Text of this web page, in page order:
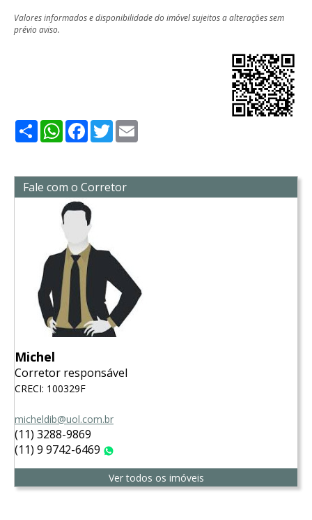
Valores informados e disponibilidade do imóvel sujeitos a alterações sem
prévio aviso.
ShareWhatsApp
Facebook
Twitter
Fale com o Corretor
Michel
Corretor responsável
CRECI: 100329F
micheldib@uol.com.br
(11) 3288-9869
(11) 9 9742-6469
Ver todos os imóveis